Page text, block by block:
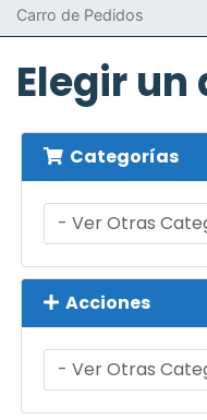
Carro de Pedidos
Elegir un
Categorías
Acciones